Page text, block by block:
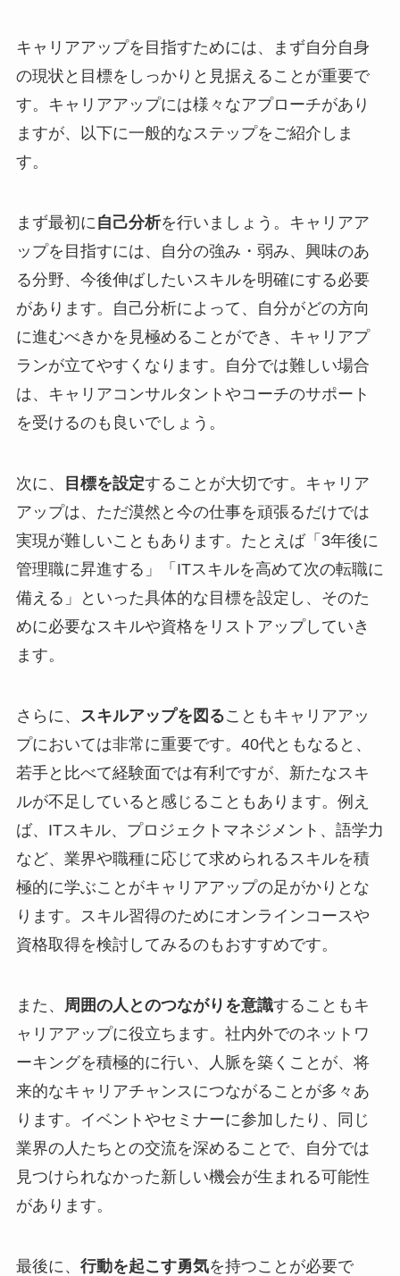
キャリアアップを目指すためには、まず自分自身
の現状と目標をしっかりと見据えることが重要で
す。キャリアアップには様々なアプローチがあり
ますが、以下に一般的なステップをご紹介しま
す。
まず最初に自己分析を行いましょう。キャリアア
ップを目指すには、自分の強み・弱み、興味のあ
る分野、今後伸ばしたいスキルを明確にする必要
があります。自己分析によって、自分がどの方向
に進むべきかを見極めることができ、キャリアプ
ランが立てやすくなります。自分では難しい場合
は、キャリアコンサルタントやコーチのサポート
を受けるのも良いでしょう。
次に、 目標を設定することが大切です。キャリア
アップは、ただ漠然と今の仕事を頑張るだけでは
実現が難しいこともあります。たとえば「3年後に
管理職に昇進する」「ITスキルを高めて次の転職に
備える」といった具体的な目標を設定し、そのた
めに必要なスキルや資格をリストアップしていき
ます。
さらに、 スキルアップを図ることもキャリアアッ
プにおいては非常に重要です。40代ともなると、
若手と比べて経験面では有利ですが、新たなスキ
ルが不足していると感じることもあります。例え
ば、ITスキル、プロジェクトマネジメント、語学力
など、業界や職種に応じて求められるスキルを積
極的に学ぶことがキャリアアップの足がかりとな
ります。スキル習得のためにオンラインコースや
資格取得を検討してみるのもおすすめです。
また、 周囲の人とのつながりを意識することもキ
ャリアアップに役立ちます。社内外でのネットワ
ーキングを積極的に行い、人脈を築くことが、将
来的なキャリアチャンスにつながることが多々あ
ります。イベントやセミナーに参加したり、同じ
業界の人たちとの交流を深めることで、自分では
見つけられなかった新しい機会が生まれる可能性
があります。
最後に、 行動を起こす勇気を持つことが必要で